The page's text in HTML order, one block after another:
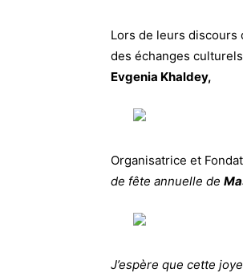
Lors de leurs discours
des échanges
Evgenia Khaldey,
Organisatrice et
de fête annuelle de
J’espère que cette